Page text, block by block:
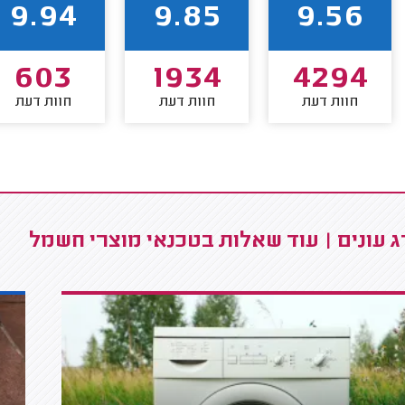
9.56
4294
חוות דעת
9.85
1934
חוות דעת
9.94
603
חוות דעת
עונים | עוד שאלות בטכנאי מוצרי חשמל